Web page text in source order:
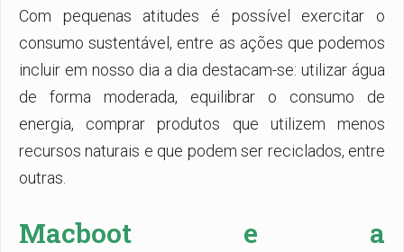
Com pequenas atitudes é possível exercitar o
consumo sustentável, entre as ações que podemos
incluir em nosso dia a dia destacam-se: utilizar água
de forma moderada, equilibrar o consumo de
energia, comprar produtos que utilizem menos
recursos naturais e que podem ser reciclados, entre
outras.
Macboot e a